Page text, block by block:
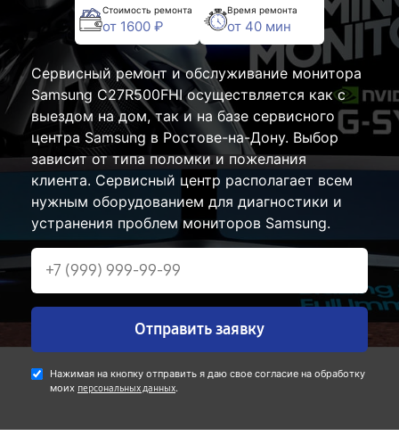
Стоимость ремонта
от 1600 ₽
Время ремонта
от 40 мин
Сервисный ремонт и обслуживание монитора
Samsung C27R500FHI осуществляется как с
выездом на дом, так и на базе сервисного
центра Samsung в Ростове-на-Дону. Выбор
зависит от типа поломки и пожелания
клиента. Сервисный центр располагает всем
нужным оборудованием для диагностики и
устранения проблем мониторов Samsung.
Отправить заявку
Нажимая на кнопку отправить я даю свое согласие на обработку
моих персональных данных.